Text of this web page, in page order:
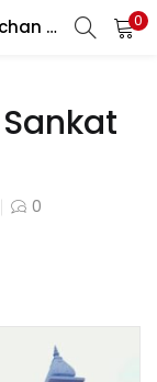
Temples of Kashi – Sankat Mochan Mandir 0
0
REGISTER